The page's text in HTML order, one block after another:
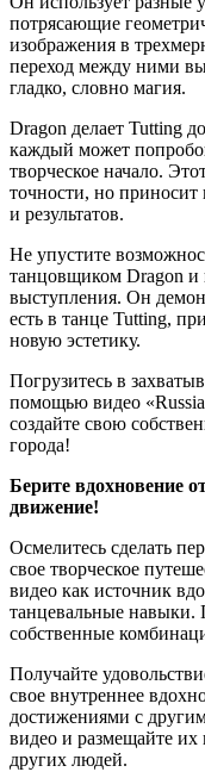
потрясающие
изображения в
переход между ними
гладко, словно магия.
Dragon делает Tutting
каждый может
творческое начало.
точности, но приносит
и результатов.
Не упустите
танцовщиком Dragon и
выступления. Он
есть в танце Tutting,
новую эстетику.
Погрузитесь в
помощью видео
создайте свою
города!
Берите вдохновение
движение!
Осмелитесь сделать
свое творческое
видео как источник
танцевальные навыки.
собственные
Получайте
свое внутреннее
достижениями с
видео и размещайте их
других людей.